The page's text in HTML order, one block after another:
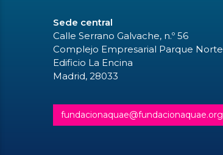
Sede central
Calle Serrano Galvache, n.º 56
Complejo Empresarial Parque Norte
Edificio La Encina
Madrid, 28033
fundacionaquae@fundacionaquae.org